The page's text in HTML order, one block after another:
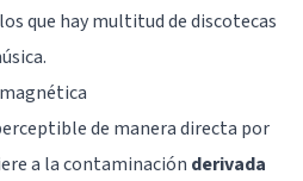
que hay multitud de discotecas
de manera directa por
a la contaminación derivada